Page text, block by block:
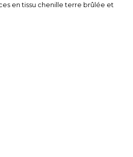
en tissu chenille terre brûlée et